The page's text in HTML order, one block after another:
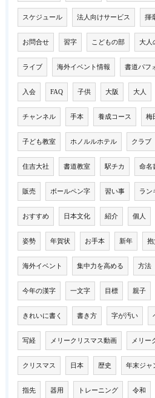
スケジュール 法人向けサービス 揮
お問合せ 習字 こどもの部 大人
ライブ 海外イベント情報 書道パフ
入会 FAQ 子供 大阪 大人
チャンネル 手本 養成コース 梅
子ども教室 ホノルルホテル クラブ
住吉大社 書道教室 駅チカ 命名
販売 ボールペン字 習い事 ラン
おすすめ 日本文化 紹介 個人
姿勢 年賀状 お手本 新年 抱
海外イベント 集中力を高める 方法
今年の漢字 一文字 目標 親子
きれいに書く 書き方 字が汚い
写経 メリークリスマス動画 メリー
クリスマス 日本 歴史 年末ジャ
指先 器用 トレーニング 令和